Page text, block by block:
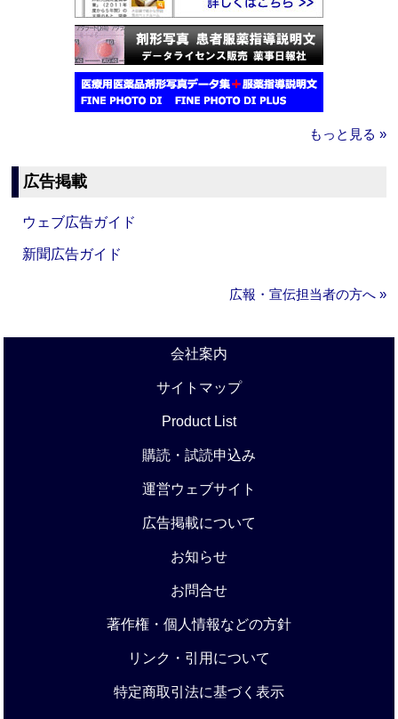
もっと見る »
広告掲載
ウェブ広告ガイド
新聞広告ガイド
広報・宣伝担当者の方へ »
会社案内
サイトマップ
Product List
購読・試読申込み
運営ウェブサイト
広告掲載について
お知らせ
お問合せ
著作権・個人情報などの方針
リンク・引用について
特定商取引法に基づく表示